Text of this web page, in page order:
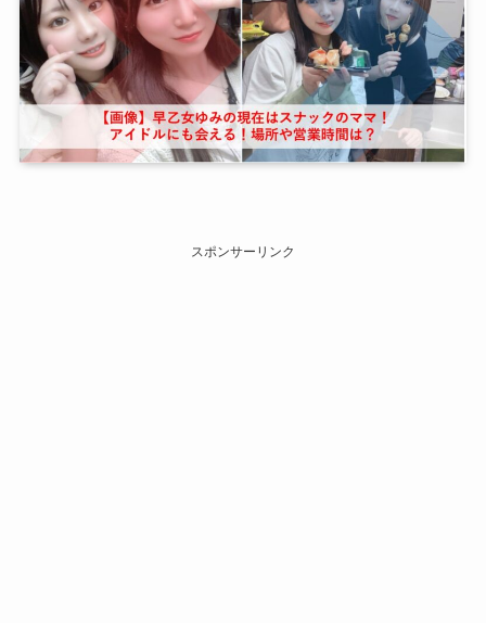
スポンサーリンク